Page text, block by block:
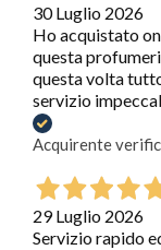
30 Luglio 2026
Ho acquistato
questa
questa volta
servizio
Acquirente
29 Luglio 2026
Servizio rapido